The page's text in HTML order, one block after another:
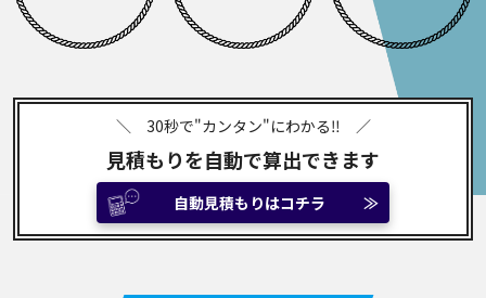
＼ 30秒で"カンタン"にわかる‼ ／
見積もりを自動で算出できます
自動見積もりはコチラ ≫